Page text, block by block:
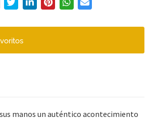
manos un auténtico acontecimiento